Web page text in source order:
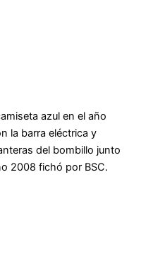
azul en el año
la barra eléctrica y
del bombillo junto
2008 fichó por BSC.